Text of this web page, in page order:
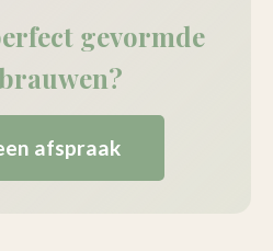
gevormde
afspraak